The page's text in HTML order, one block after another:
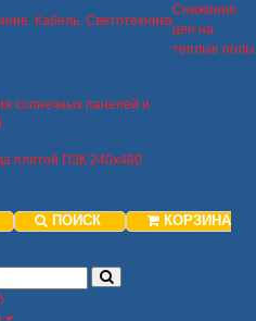
Кабель. Светотехника
Снижение
цен на
теплые полы
солнечных панелей и
плитой ПЗК 240х480
ПОИСК
КОРЗИНА